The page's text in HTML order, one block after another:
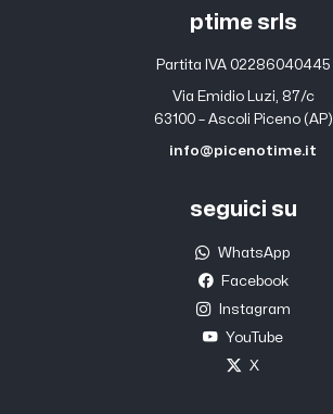
ptime srls
Partita IVA 02286040445
Via Emidio Luzi, 87/c
63100 – Ascoli Piceno (AP)
info@picenotime.it
seguici su
WhatsApp
Facebook
Instagram
YouTube
X